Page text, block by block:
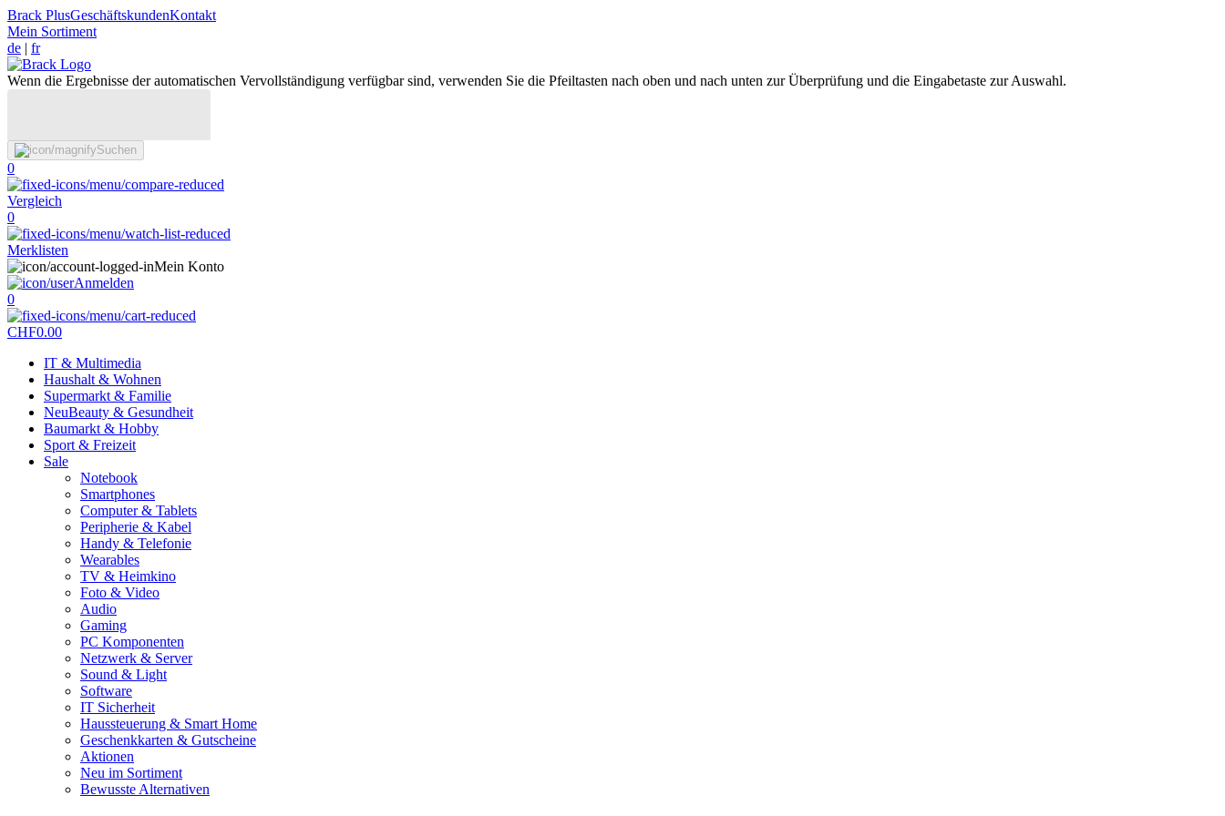
Brack PlusGeschäftskundenKontakt
Mein Sortiment
de | fr
Wenn die Ergebnisse der automatischen Vervollständigung verfügbar sind, verwenden Sie die Pfeiltasten nach oben und nach unten zur Überprüfung und die Eingabetaste zur Auswahl.
Suchen
0
Vergleich
0
Merklisten
Mein Konto
Anmelden
0
CHF0.00
IT & Multimedia
Haushalt & Wohnen
Supermarkt & Familie
NeuBeauty & Gesundheit
Baumarkt & Hobby
Sport & Freizeit
Sale
Notebook
Smartphones
Computer & Tablets
Peripherie & Kabel
Handy & Telefonie
Wearables
TV & Heimkino
Foto & Video
Audio
Gaming
PC Komponenten
Netzwerk & Server
Sound & Light
Software
IT Sicherheit
Haussteuerung & Smart Home
Geschenkkarten & Gutscheine
Aktionen
Neu im Sortiment
Bewusste Alternativen